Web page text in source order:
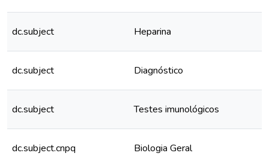
dc.subject Heparina
dc.subject Diagnóstico
dc.subject Testes imunológicos
dc.subject.cnpq Biologia Geral